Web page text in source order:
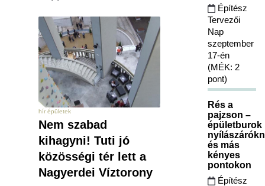
hír épületek
Nem szabad
kihagyni! Tuti jó
közösségi tér lett a
Nagyerdei Víztorony
Építész
Tervezői
Nap
szeptember
17-én
(MÉK: 2
pont)
Rés a
pajzson –
épületburok
és más
kényes
pontokon
Építész